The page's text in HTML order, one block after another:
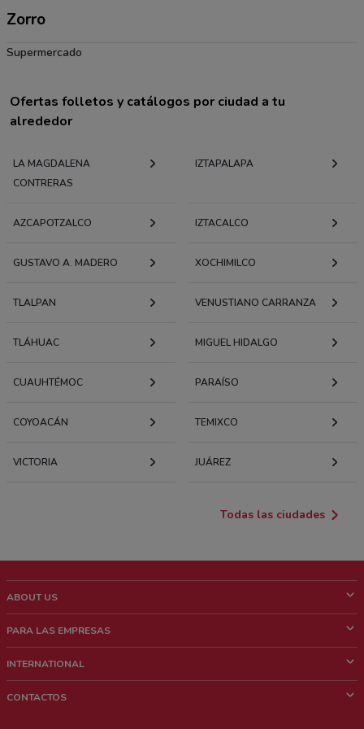
Zorro
Supermercado
Ofertas folletos y catálogos por ciudad a tu
alrededor
LA MAGDALENA
CONTRERAS
IZTAPALAPA
AZCAPOTZALCO IZTACALCO
GUSTAVO A. MADERO XOCHIMILCO
TLALPAN VENUSTIANO CARRANZA
TLÁHUAC MIGUEL HIDALGO
CUAUHTÉMOC PARAÍSO
COYOACÁN TEMIXCO
VICTORIA JUÁREZ
Todas las ciudades
ABOUT US
¿Quiénes Somos?
Trabaja con nosotros
PARA LAS EMPRESAS
Contacto comercial
INTERNATIONAL
CONTACTOS